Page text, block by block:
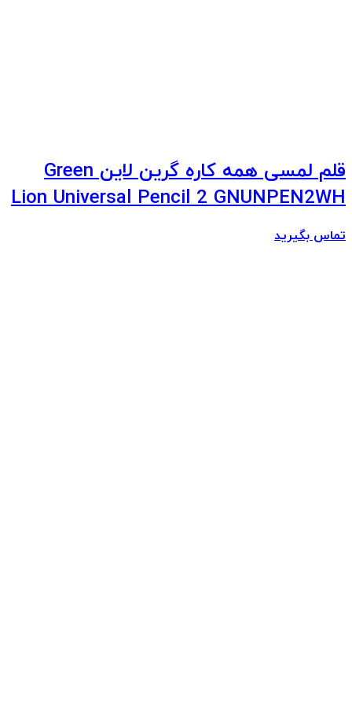
قلم لمسی همه کاره گرین لاین Green
Lion Universal Pencil 2 GNUNPEN2WH
تماس بگیرید